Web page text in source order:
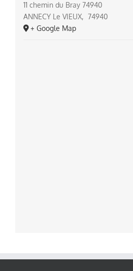
11 chemin du Bray 74940
ANNECY Le VIEUX, 74940
+ Google Map